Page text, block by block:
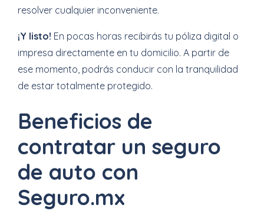
resolver cualquier inconveniente.
¡Y listo! En pocas horas recibirás tu póliza digital o
impresa directamente en tu domicilio. A partir de
ese momento, podrás conducir con la tranquilidad
de estar totalmente protegido.
Beneficios de
contratar un seguro
de auto con
Seguro.mx